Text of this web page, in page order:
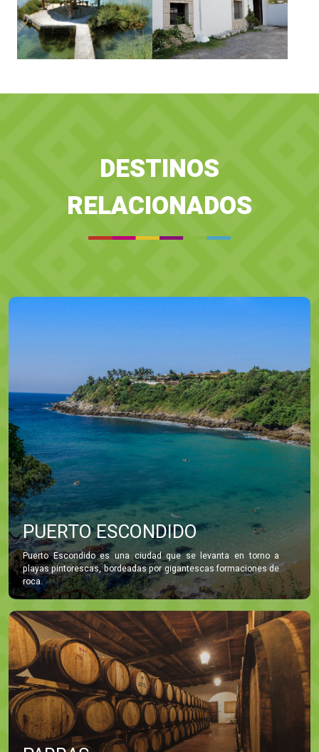
DESTINOS
RELACIONADOS
PUERTO ESCONDIDO
Puerto Escondido es una ciudad que se levanta en torno a
playas pintorescas, bordeadas por gigantescas formaciones de
roca.